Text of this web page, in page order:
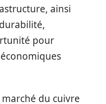
ainsi
pour
du cuivre